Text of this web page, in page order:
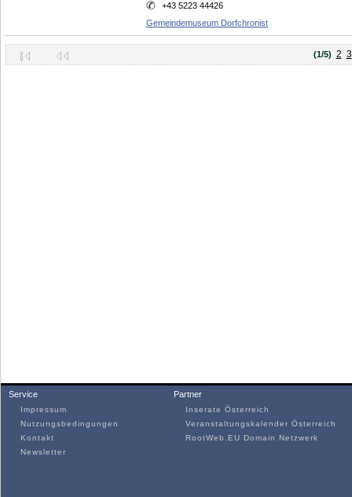
+43 5223 44426
Gemeindemuseum Dorfchronist
(1/5) 2 3
Service
Impressum
Nutzungsbedingungen
Kontakt
Newsletter
Partner
Inserate Österreich
Veranstaltungskalender Österreich
RootWeb.EU Domain Netzwerk